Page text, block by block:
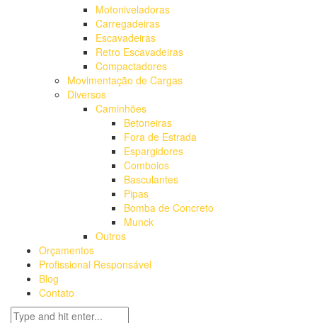
Motoniveladoras
Carregadeiras
Escavadeiras
Retro Escavadeiras
Compactadores
Movimentação de Cargas
Diversos
Caminhões
Betoneiras
Fora de Estrada
Espargidores
Comboios
Basculantes
Pipas
Bomba de Concreto
Munck
Outros
Orçamentos
Profissional Responsável
Blog
Contato